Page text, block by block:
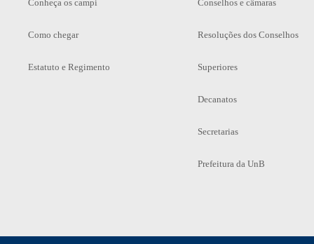
Conheça os campi
Como chegar
Estatuto e Regimento
Conselhos e câmaras
Resoluções dos Conselhos
Superiores
Decanatos
Secretarias
Prefeitura da UnB